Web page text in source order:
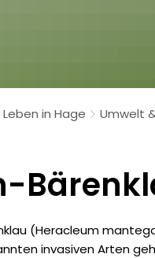
Leben in Hage Umwelt
(Heracleum
invasiven Arten